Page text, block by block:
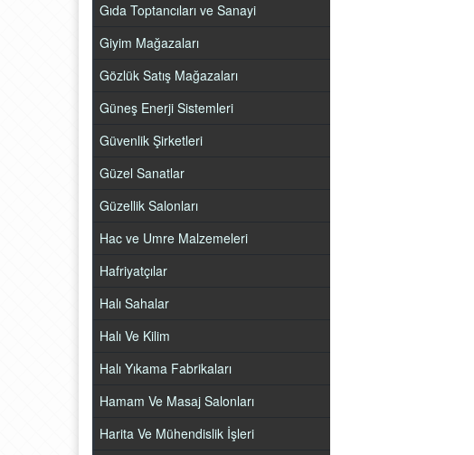
Gıda Toptancıları ve Sanayi
Giyim Mağazaları
Gözlük Satış Mağazaları
Güneş Enerji Sistemleri
Güvenlik Şirketleri
Güzel Sanatlar
Güzellik Salonları
Hac ve Umre Malzemeleri
Hafriyatçılar
Halı Sahalar
Halı Ve Kilim
Halı Yıkama Fabrikaları
Hamam Ve Masaj Salonları
Harita Ve Mühendislik İşleri